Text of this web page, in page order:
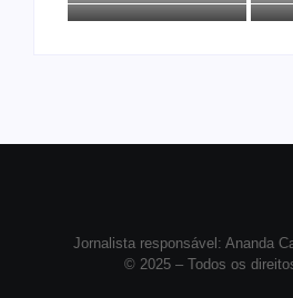
Jornalista responsável: Ananda
© 2025 – Todos os